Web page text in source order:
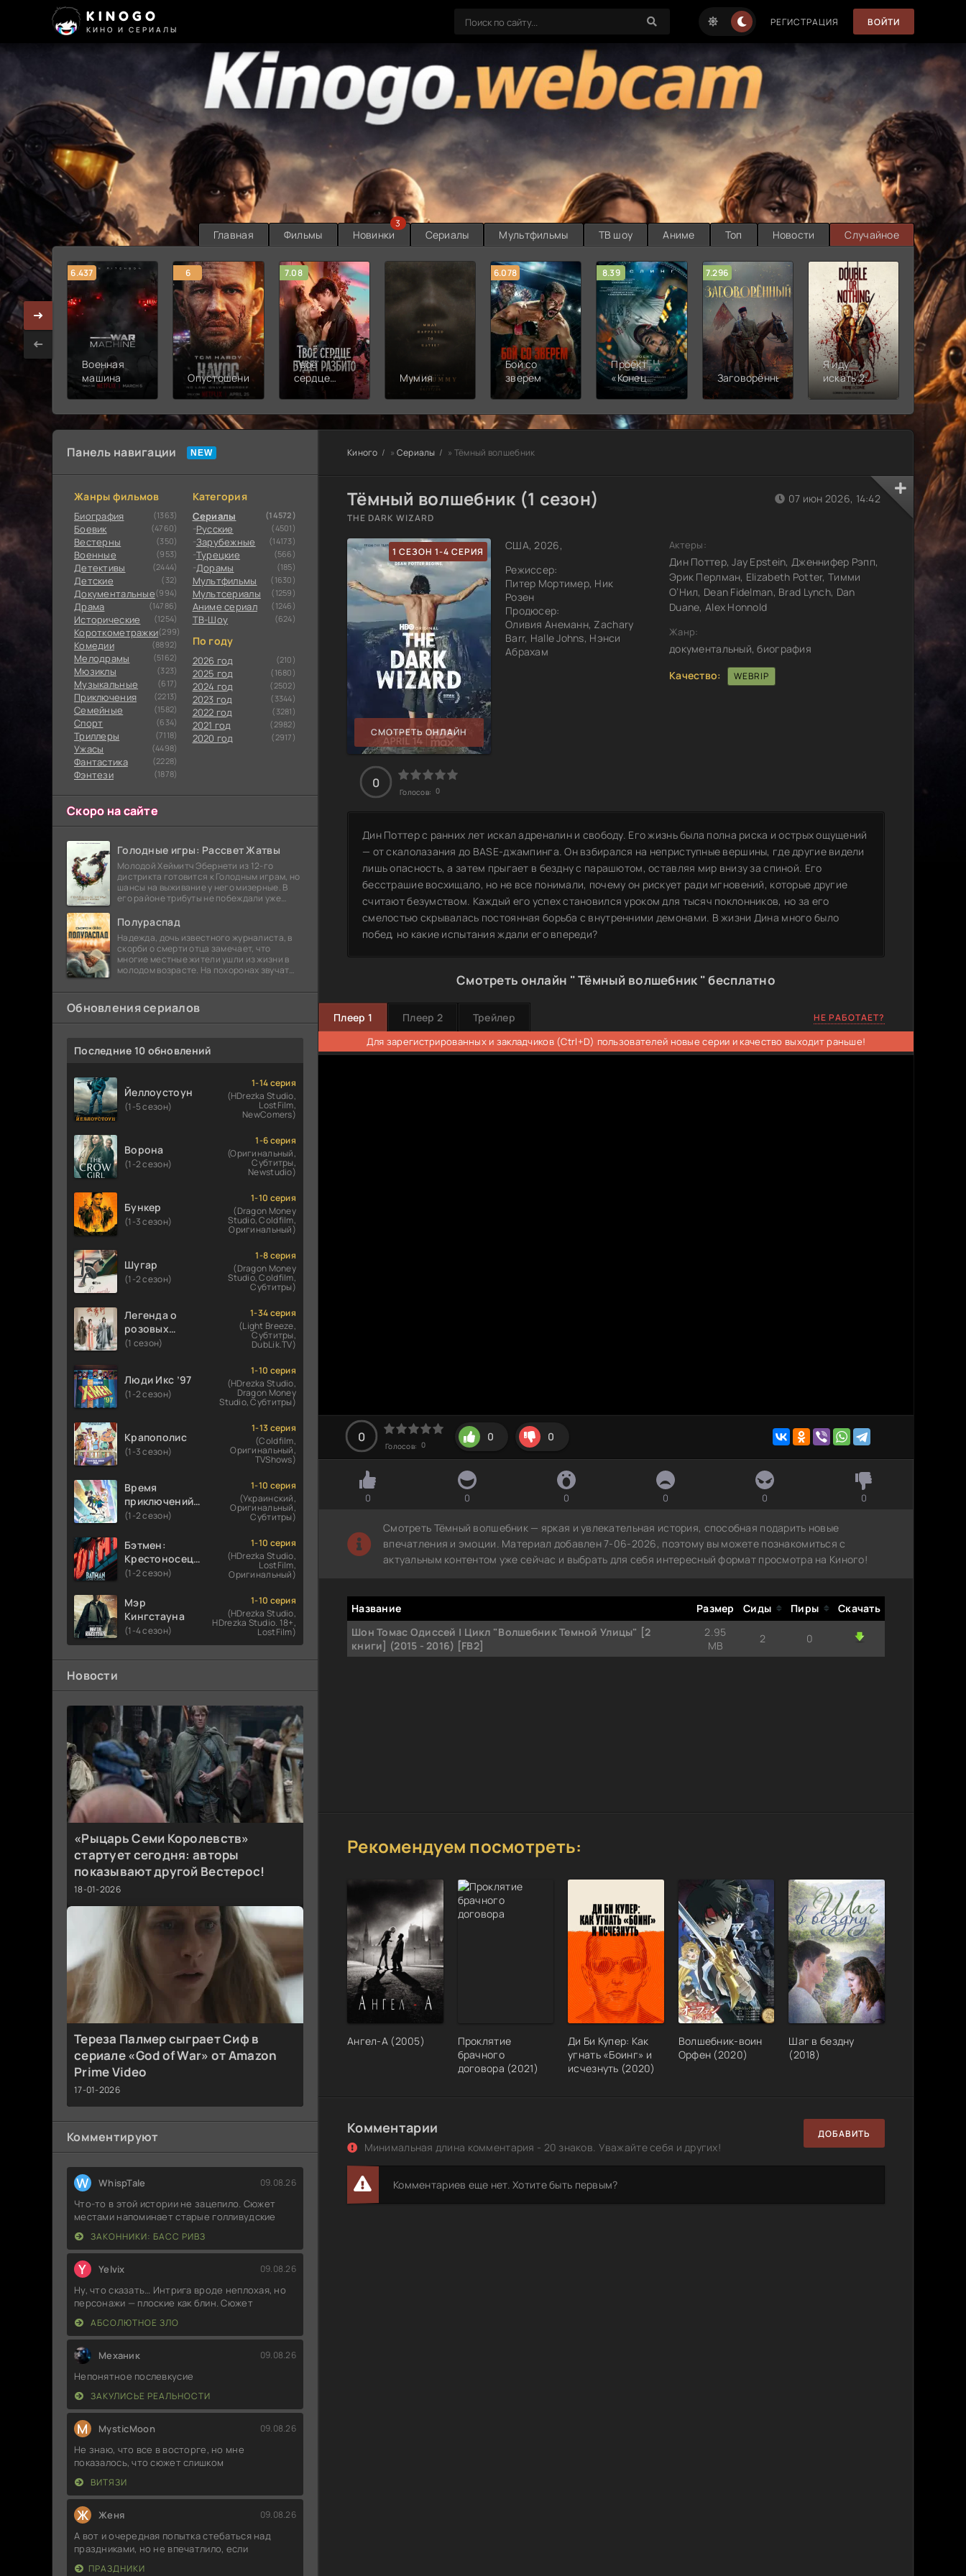
KINOGO
КИНО И СЕРИАЛЫ
РЕГИСТРАЦИЯ ВОЙТИ
Главная Фильмы Новинки
3
Сериалы Мультфильмы ТВ шоу Аниме Топ Новости Случайное
6.437
Военная
машина
6
Опустошение
7.08
Твоё
сердце
Мумия
6.078
Бой со
зверем
8.39
Проект
«Конец
света»
7.296
Заговорённый
Я иду
искать 2:
Вот и я
5.727
Лига
Кризис
Часть 2
Панель навигации
Жанры фильмов
Биография (1363)
Боевик (4760)
Вестерны (350)
Военные (953)
Детективы (2444)
Детские (32)
Документальные(994)
Драма (14786)
Исторические (1254)
Короткометражки(299)
Комедии (8892)
Мелодрамы (5162)
Мюзиклы (323)
Музыкальные (617)
Приключения (2213)
Семейные (1582)
Cпорт (634)
Триллеры (7118)
Ужасы (4498)
Фантастика (2228)
Фэнтези (1878)
Категория
Сериалы (14572)
Русские (4501)
Зарубежные (14173)
Турецкие (566)
Дорамы (185)
Мультфильмы (1630)
Мультсериалы (1259)
Аниме сериал (1246)
ТВ-Шоу (624)
По году
2026 год (210)
2025 год (1680)
2024 год (2502)
2023 год (3344)
2022 год (3281)
2021 год (2982)
2020 год (2917)
Скоро на сайте
Голодные игры: Рассвет Жатвы
Молодой Хеймитч Эбернети из 12-го
дистрикта готовится к Голодным играм, но
шансы на выживание у него мизерные. В
его районе трибуты не побеждали уже
безнадежности.
Полураспад
Надежда, дочь известного журналиста, в
скорби о смерти отца замечает, что
многие местные жители ушли из жизни в
молодом возрасте. На похоронах звучат
Обновления сериалов
Последние 10 обновлений
Йеллоустоун
(1-5 сезон)
1-14 серия
(HDrezka Studio,
LostFilm,
NewComers)
Ворона
(1-2 сезон)
1-6 серия
(Оригинальный,
Субтитры,
Newstudio)
Бункер
(1-3 сезон)
1-10 серия
(Dragon Money
Studio, Coldfilm,
Оригинальный)
Шугар
(1-2 сезон)
1-8 серия
(Dragon Money
Studio, Coldfilm,
Субтитры)
Легенда о
розовых
облаках
(1 сезон)
1-34 серия
(Light Breeze,
Субтитры,
DubLik.TV)
Люди Икс ’97
(1-2 сезон)
1-10 серия
(HDrezka Studio,
Dragon Money
Studio, Субтитры)
Крапополис
(1-3 сезон)
1-13 серия
(Coldfilm,
Оригинальный,
TVShows)
Время
приключений:
Фионна и Кейк
(1-2 сезон)
1-10 серия
(Украинский,
Оригинальный,
Субтитры)
Бэтмен:
Крестоносец в
плаще
(1-2 сезон)
1-10 серия
(HDrezka Studio,
LostFilm,
Оригинальный)
Мэр
Кингстауна
(1-4 сезон)
1-10 серия
(HDrezka Studio,
HDrezka Studio. 18+,
LostFilm)
Новости
«Рыцарь Семи Королевств»
стартует сегодня: авторы
показывают другой Вестерос!
18-01-2026
Тереза Палмер сыграет Сиф в
сериале «God of War» от Amazon
Prime Video
17-01-2026
Комментируют
W WhispTale 09.08.26
Что-то в этой истории не зацепило. Сюжет
местами напоминает старые голливудские
ЗАКОННИКИ: БАСС РИВЗ
Y Yelvix 09.08.26
Ну, что сказать… Интрига вроде неплохая, но
персонажи — плоские как блин. Сюжет
АБСОЛЮТНОЕ ЗЛО
Механик 09.08.26
Непонятное послевкусие
ЗАКУЛИСЬЕ РЕАЛЬНОСТИ
M MysticMoon 09.08.26
Не знаю, что все в восторге, но мне
показалось, что сюжет слишком
ВИТЯЗИ
Ж Женя 09.08.26
А вот и очередная попытка стебаться над
праздниками, но не впечатлило, если
ПРАЗДНИКИ
Киного » Сериалы » Тёмный волшебник
Тёмный волшебник (1 сезон)
THE DARK WIZARD
1 СЕЗОН 1-4 СЕРИЯ
СМОТРЕТЬ ОНЛАЙН
США, 2026,
Режиссер:
Питер Мортимер, Ник
Розен
Продюсер:
Оливия Анеманн, Zachary
Barr, Halle Johns, Нэнси
Абрахам
07 июн 2026, 14:42
Актеры:
Дин Поттер, Jay Epstein, Дженнифер Рэпп,
Эрик Перлман, Elizabeth Potter, Тимми
О’Нил, Dean Fidelman, Brad Lynch, Dan
Duane, Alex Honnold
Жанр:
документальный, биография
Качество:
WEBRIP
0
Голосов: 0
Дин Поттер с ранних лет искал адреналин и свободу. Его жизнь была полна риска и острых ощущений
— от скалолазания до BASE-джампинга. Он взбирался на неприступные вершины, где другие видели
лишь опасность, а затем прыгает в бездну с парашютом, оставляя мир внизу за спиной. Его
бесстрашие восхищало, но не все понимали, почему он рискует ради мгновений, которые другие
считают безумством. Каждый его успех становился уроком для тысяч поклонников, но за его
смелостью скрывалась постоянная борьба с внутренними демонами. В жизни Дина много было
побед, но какие испытания ждали его впереди?
Смотреть онлайн " Тёмный волшебник " бесплатно
Плеер 1 Плеер 2 Трейлер НЕ РАБОТАЕТ?
Для зарегистрированных и закладчиков (Ctrl+D) пользователей новые серии и качество выходит раньше!
0
Голосов: 0
0 0
0 0 0 0 0 0
Смотреть Тёмный волшебник — яркая и увлекательная история, способная подарить новые
впечатления и эмоции. Материал добавлен 7-06-2026, поэтому вы можете познакомиться с
актуальным контентом уже сейчас и выбрать для себя интересный формат просмотра на Киного!
Название Размер Сиды Пиры
Скачать
Шон Томас Одиссей | Цикл "Волшебник Темной Улицы" [2
книги] (2015 - 2016) [FB2]
2.95
MB
2 0
Рекомендуем посмотреть:
Ангел-А (2005)
Проклятие
брачного
договора (2021)
Ди Би Купер: Как
угнать «Боинг» и
исчезнуть (2020)
Волшебник-воин
Орфен (2020)
Шаг в бездну
(2018)
Комментарии
Минимальная длина комментария - 20 знаков. Уважайте себя и других!
ДОБАВИТЬ
Комментариев еще нет. Хотите быть первым?